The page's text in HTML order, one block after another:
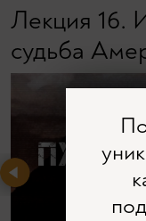
Лекция 16.
судьба